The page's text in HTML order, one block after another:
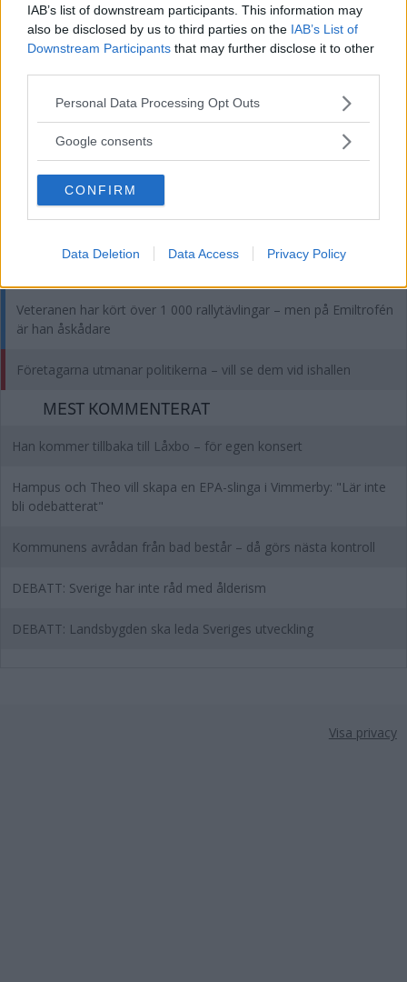
IAB’s list of downstream participants. This information may
also be disclosed by us to third parties on the IAB’s List of
Downstream Participants that may further disclose it to other
Please note that this website/app uses one or more Google
not limited to your visit or usage behaviour. You may click to
use your data for below specified purposes in below Google
consent section.
Personal Data Processing Opt Outs
Google consents
CONFIRM
Data Deletion Data Access Privacy Policy
Lindgren nöjd: "Nödvändigt om vi ska kriga om seriesegern"
VIDEO: Henrik Gustavsson sammanfattar första dagen
MEST LÄST
HÄR ÄR PLATSEN KOMMUNEN PEKAR UT TILL NY
I dag begravdes Christian, 32 – anhöriga framför tack till alla
Veteranen har kört över 1 000 rallytävlingar – men på Emiltrofén
är han åskådare
Företagarna utmanar politikerna – vill se dem vid ishallen
MEST KOMMENTERAT
Han kommer tillbaka till Låxbo – för egen konsert
Hampus och Theo vill skapa en EPA-slinga i Vimmerby: "Lär inte
bli odebatterat"
Kommunens avrådan från bad består – då görs nästa kontroll
DEBATT: Sverige har inte råd med ålderism
DEBATT: Landsbygden ska leda Sveriges utveckling
Visa privacy